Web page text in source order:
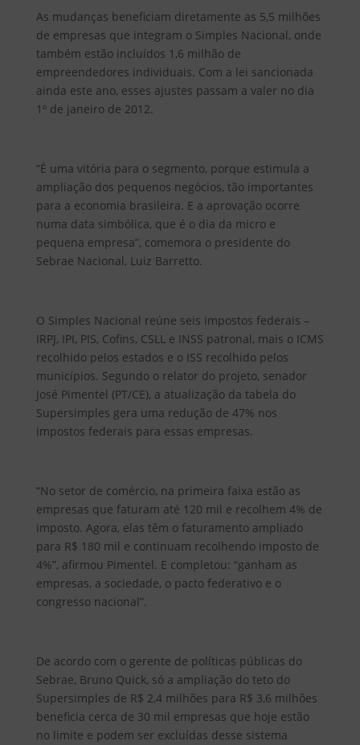
As mudanças beneficiam diretamente as 5,5 milhões
de empresas que integram o Simples Nacional, onde
também estão incluídos 1,6 milhão de
empreendedores individuais. Com a lei sancionada
ainda este ano, esses ajustes passam a valer no dia
1º de janeiro de 2012.
“É uma vitória para o segmento, porque estimula a
ampliação dos pequenos negócios, tão importantes
para a economia brasileira. E a aprovação ocorre
numa data simbólica, que é o dia da micro e
pequena empresa”, comemora o presidente do
Sebrae Nacional, Luiz Barretto.
O Simples Nacional reúne seis impostos federais –
IRPJ, IPI, PIS, Cofins, CSLL e INSS patronal, mais o ICMS
recolhido pelos estados e o ISS recolhido pelos
municípios. Segundo o relator do projeto, senador
José Pimentel (PT/CE), a atualização da tabela do
Supersimples gera uma redução de 47% nos
impostos federais para essas empresas.
“No setor de comércio, na primeira faixa estão as
empresas que faturam até 120 mil e recolhem 4% de
imposto. Agora, elas têm o faturamento ampliado
para R$ 180 mil e continuam recolhendo imposto de
4%”, afirmou Pimentel. E completou: “ganham as
empresas, a sociedade, o pacto federativo e o
congresso nacional”.
De acordo com o gerente de políticas públicas do
Sebrae, Bruno Quick, só a ampliação do teto do
Supersimples de R$ 2,4 milhões para R$ 3,6 milhões
beneficia cerca de 30 mil empresas que hoje estão
no limite e podem ser excluídas desse sistema